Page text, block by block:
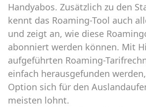
Forum
Über uns
Datenschutz ·AGB Impressum
Handyabos. Zusätzlich zu den
kennt das Roaming-Tool auch
und zeigt an, wie diese
abonniert werden können. Mit
aufgeführten Roaming-
einfach herausgefunden
Option sich für den
meisten lohnt.